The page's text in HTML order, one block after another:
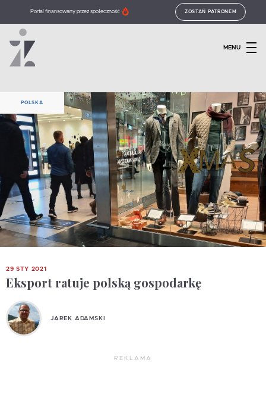
Portal finansowany przez społeczność ZOSTAŃ PATRONEM
MENU
POLSKA
29 STY 2021
Eksport ratuje polską gospodarkę
JAREK ADAMSKI
REKLAMA